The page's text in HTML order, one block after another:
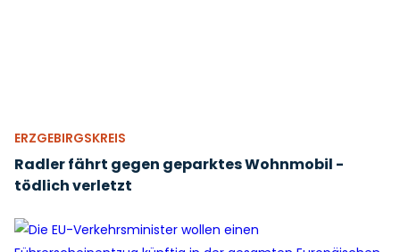
ERZGEBIRGSKREIS
Radler fährt gegen geparktes Wohnmobil -
tödlich verletzt